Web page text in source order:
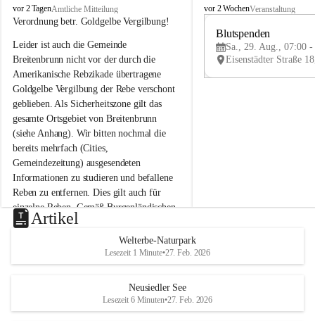
B
r
i
t
e
n
b
r
u
n
n
a
m
N
e
u
s
d
S
vor 2 TagenAmtliche Mitteilung
Verordnung betr. Goldgelbe Vergilbung!
Leider ist auch die Gemeinde
Breitenbrunn nicht vor der durch die
Amerikanische Rebzikade übertragene
Goldgelbe Vergilbung der Rebe verschont
geblieben. Als Sicherheitszone gilt das
gesamte Ortsgebiet von Breitenbrunn
(siehe Anhang). Wir bitten nochmal die
bereits mehrfach (Cities,
Gemeindezeitung) ausgesendeten
Informationen zu studieren und befallene
Reben zu entfernen. Dies gilt auch für
einzelne Reben. Gemäß Burgenländischen
Weinbaugesetz sind nicht gepflegte oder
unzulässige Weingärten zu roden! Bitte
helfen wir zusammen um unsere Winzer
vor den prognostizierten Ernteausfällen
und den daraus folgenden wirtschaftlichen
B
e
u
e
d
r
S
vor 2 WochenVeranstaltung
Blutspenden
Sa., 29. Aug., 07:00 -
Artikel
Welterbe-Naturpark
Lesezeit 1 Minute•27. Feb. 2026
Neusiedler See
Lesezeit 6 Minuten•27. Feb. 2026